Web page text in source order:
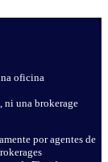
oficina
ni una brokerage
por agentes de